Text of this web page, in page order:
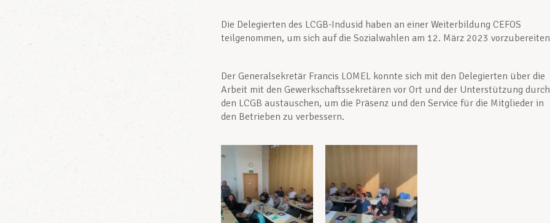
Die Delegierten des LCGB-Indusid haben an einer Weiterbildung CEFOS
teilgenommen, um sich auf die Sozialwahlen am 12. März 2023
Der Generalsekretär Francis LOMEL konnte sich mit den Delegierten über die
Arbeit mit den Gewerkschaftssekretären vor Ort und der Unterstützung durch
den LCGB austauschen, um die Präsenz und den Service für die Mitglieder in
den Betrieben zu verbessern.